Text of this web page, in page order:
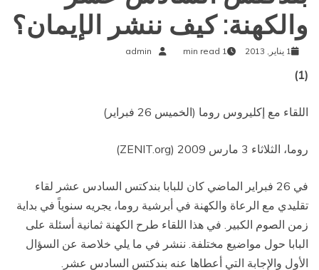
والكهنة: كيف ننشر الإيمان؟
1 يناير, 2013 1 min read
admin
(1)
اللقاء مع إكليروس روما (الخميس 26 فبراير)
روما، الثلاثاء 3 مارس 2009 (ZENIT.org)
في 26 فبراير الماضي كان للبابا بندكتس السادس عشر لقاء
تقليدي مع الرعاة والكهنة في أبرشية روما، يجريه سنوياً في بداية
زمن الصوم الكبير. في هذا اللقاء طرح الكهنة ثمانية أسئلة على
البابا حول مواضيع مختلفة. ننشر في ما يلي خلاصة عن السؤال
الأول والإجابة التي أعطاها عنه بندكتس السادس عشر.